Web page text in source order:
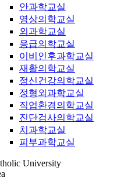
안과학교실
영상의학교실
외과학교실
응급의학교실
이비인후과학교실
재활의학교실
정신건강의학교실
정형외과학교실
직업환경의학교실
진단검사의학교실
치과학교실
피부과학교실
University